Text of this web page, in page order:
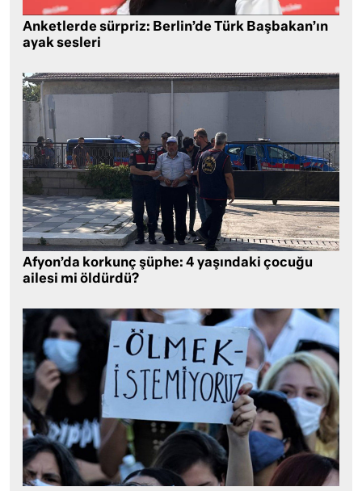
Anketlerde sürpriz: Berlin’de Türk Başbakan’ın
ayak sesleri
Afyon’da korkunç şüphe: 4 yaşındaki çocuğu
ailesi mi öldürdü?